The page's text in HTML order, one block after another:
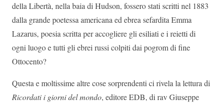
della Libertà, nella baia di Hudson, fossero stati scritti nel 1883
dalla grande poetessa americana ed ebrea sefardita Emma
Lazarus, poesia scritta per accogliere gli esiliati e i reietti di
ogni luogo e tutti gli ebrei russi colpiti dai pogrom di fine
Ottocento?
Questa e moltissime altre cose sorprendenti ci rivela la lettura di
Ricordati i giorni del mondo, editore EDB, di rav Giuseppe